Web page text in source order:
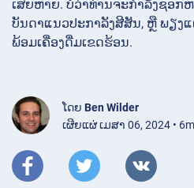
ເສຍຫາຍ. ບໍ່ວ່າທ່ານຈະກໍາລັງຊອກ
ບັນດາແນວປະກາລັງສີສັນ, ຫຼື ພຽງ
ພ້ອມເຄື່ອງດື່ມເຂດຮ້ອນ.
ໂດຍ Ben Wilder
ເຜີຍແຜ່ ເມສາ 06, 2024 •